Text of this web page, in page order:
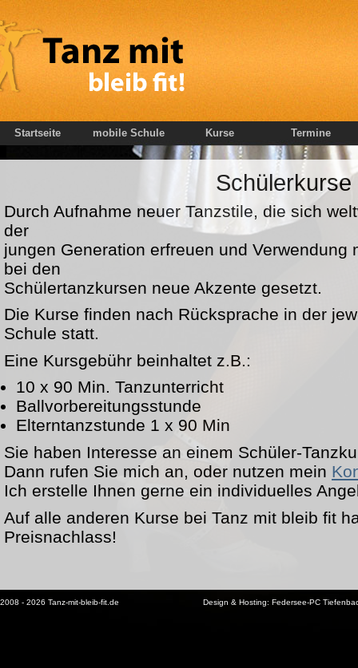
Schülerkurse
Durch Aufnahme neuer Tanzstile, die sich
der
jungen Generation erfreuen und Verwendung
bei den
Schülertanzkursen neue Akzente gesetzt.
Die Kurse finden nach Rücksprache in der
Schule statt.
Eine Kursgebühr beinhaltet z.B.:
10 x 90 Min. Tanzunterricht
Ballvorbereitungsstunde
Elterntanzstunde 1 x 90 Min
Sie haben Interesse an einem Schüler-
Dann rufen Sie mich an, oder nutzen mein
Ich erstelle Ihnen gerne ein individuelles
Auf alle anderen Kurse bei Tanz mit bleib fit
Preisnachlass!
- 2026 Tanz-mit-bleib-fit.de Design & Hosting: Federsee-PC
Startseite mobile Schule Kurse Termine